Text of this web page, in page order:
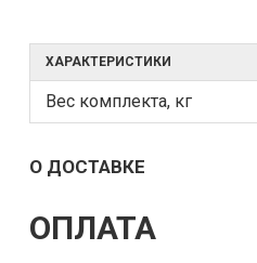
ХАРАКТЕРИСТИКИ
Вес комплекта, кг
О ДОСТАВКЕ
ОПЛАТА